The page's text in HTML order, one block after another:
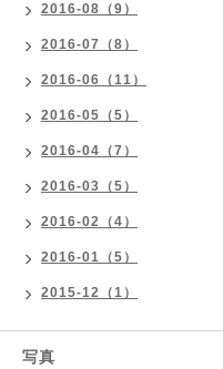
2016-08（9）
2016-07（8）
2016-06（11）
2016-05（5）
2016-04（7）
2016-03（5）
2016-02（4）
2016-01（5）
2015-12（1）
写真